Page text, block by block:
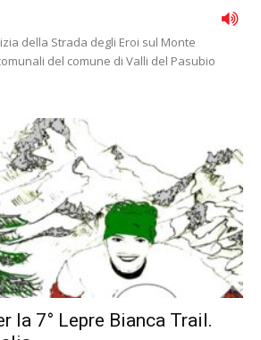
della Strada degli Eroi sul Monte
del comune di Valli del Pasubio
la 7° Lepre Bianca Trail.